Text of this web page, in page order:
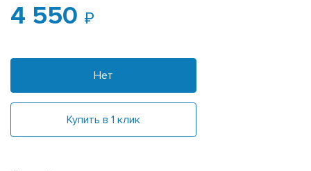
4 550
Нет
Купить в 1 клик